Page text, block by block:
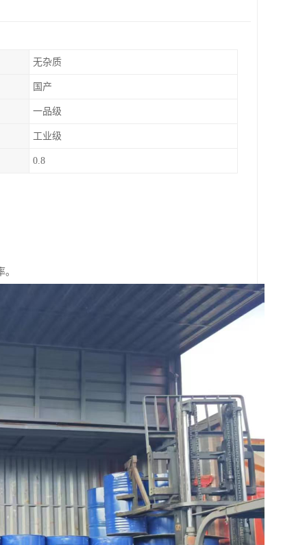
无杂质
国产
一品级
工业级
0.8